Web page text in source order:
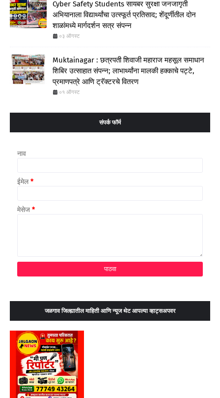
Cyber Safety Students सायबर सुरक्षा जनजागृती
अभियानाला विद्यार्थ्यांचा उत्स्फूर्त प्रतिसाद; शेंदूर्णीतील दोन
शाळांमध्ये मार्गदर्शन सत्र संपन्न
०३ ऑगस्ट
Muktainagar : छत्रपती शिवाजी महाराज महसूल समाधान
शिबिर उत्साहात संपन्न; लाभार्थ्यांना मालकी हक्काचे पट्टे,
प्रमाणपत्रे आणि ट्रॅक्टरचे वितरण
०१ ऑगस्ट
संपर्क फॉर्म
नाव
ईमेल*
मेसेज *
जळगाव जिल्ह्यातील माहिती आणि न्यूज थेट आपल्या व्हाट्सअपवर